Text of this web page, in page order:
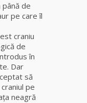
puternice
Celebra
Gheorghe,
singura
până de
pe care îl
craniu
de
în
Dar
să
pe
neagră